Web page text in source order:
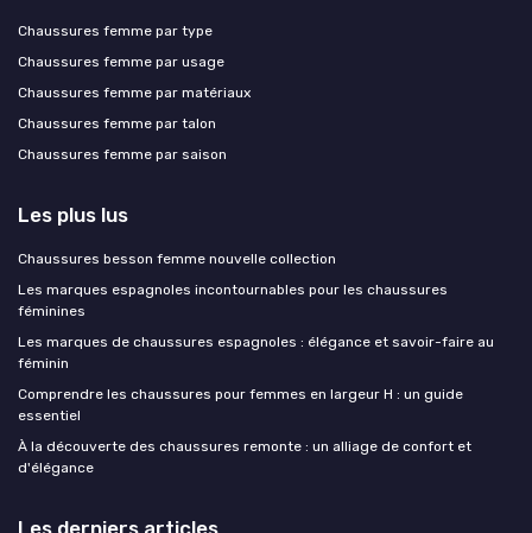
Chaussures femme par type
Chaussures femme par usage
Chaussures femme par matériaux
Chaussures femme par talon
Chaussures femme par saison
Les plus lus
Chaussures besson femme nouvelle collection
Les marques espagnoles incontournables pour les chaussures
féminines
Les marques de chaussures espagnoles : élégance et savoir-faire au
féminin
Comprendre les chaussures pour femmes en largeur H : un guide
essentiel
À la découverte des chaussures remonte : un alliage de confort et
d'élégance
Les derniers articles